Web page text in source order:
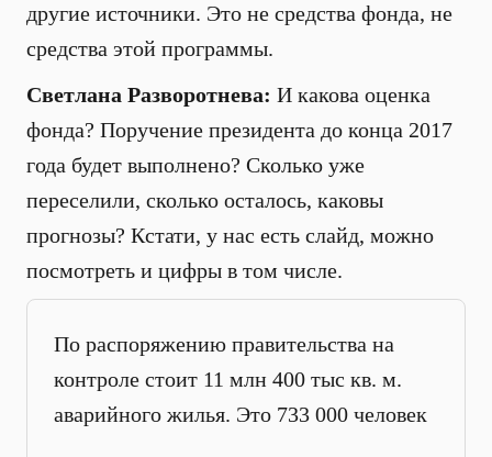
другие источники. Это не средства фонда, не
средства этой программы.
Светлана Разворотнева: И какова оценка
фонда? Поручение президента до конца 2017
года будет выполнено? Сколько уже
переселили, сколько осталось, каковы
прогнозы? Кстати, у нас есть слайд, можно
посмотреть и цифры в том числе.
По распоряжению правительства на
контроле стоит 11 млн 400 тыс кв. м.
аварийного жилья. Это 733 000 человек